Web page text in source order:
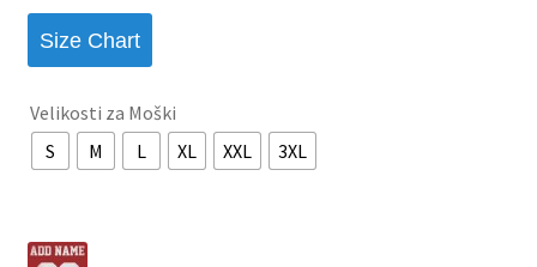
Size Chart
Velikosti za Moški
S
M L XL XXL 3XL